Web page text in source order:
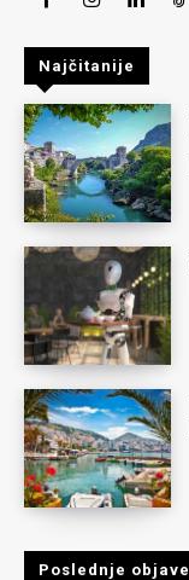
Najčitanije
Poslednje objave